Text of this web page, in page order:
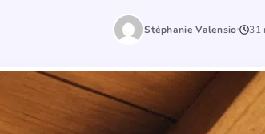
Stéphanie Valensio 31